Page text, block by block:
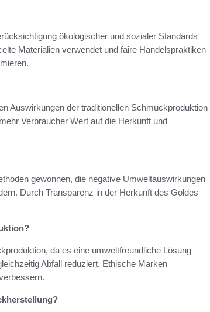
ökologischer und sozialer Standards
Materialien verwendet und faire Handelspraktiken
Auswirkungen der traditionellen Schmuckproduktion
Verbraucher Wert auf die Herkunft und
gewonnen, die negative Umweltauswirkungen
Durch Transparenz in der Herkunft des Goldes
da es eine umweltfreundliche Lösung
Abfall reduziert. Ethische Marken